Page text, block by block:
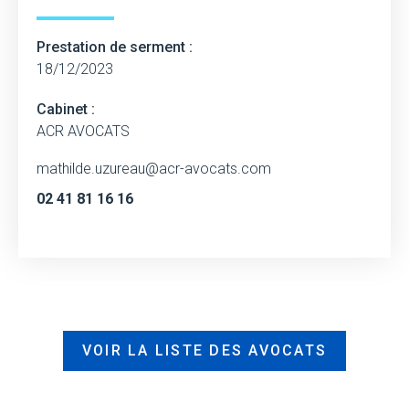
Prestation de serment :
18/12/2023
Cabinet :
ACR AVOCATS
mathilde.uzureau@acr-avocats.com
02 41 81 16 16
VOIR LA LISTE DES AVOCATS